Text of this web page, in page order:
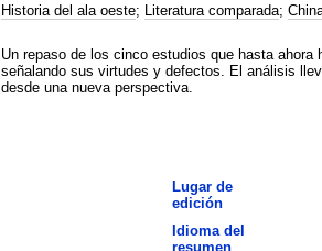
Historia del ala oeste; Literatura comparada;
Un repaso de los cinco estudios que hasta ahora
señalando sus virtudes y defectos. El análisis
desde una nueva perspectiva.
Lugar de
edición
Idioma del
resumen